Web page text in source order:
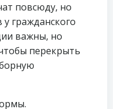
повсюду, но
гражданского
важны, но
перекрыть